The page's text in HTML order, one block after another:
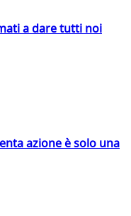
a dare tutti noi
azione è solo una